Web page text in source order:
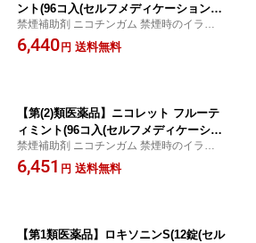
ント(96コ入(セルフメディケーション税
制対象))【ニコレット】[禁煙補助剤 ニ
コチンガム 禁煙時のイライラ・集中困
禁煙補助剤 ニコチンガム 禁煙時のイライ
ラ・集中困難 / ニコレット / ニコレット ク
ールミント
6,440円 送料無料
【第(2)類医薬品】ニコレット フルーテ
ィミント(96コ入(セルフメディケーショ
ン税制対象))【ニコレット】[禁煙補助剤
ニコチンガム 禁煙時のイライラ・集中
禁煙補助剤 ニコチンガム 禁煙時のイライ
ラ・集中困難 / ニコレット / ニコレット フ
ルーティミント
6,451 円 送料無料
【第1類医薬品】ロキソニンS(12錠(セル